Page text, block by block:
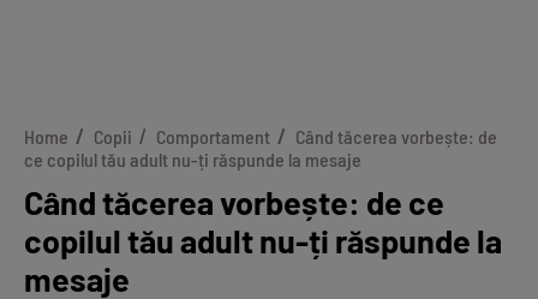
Home Copii Comportament
Când tăcerea vorbește: de
ce copilul tău adult nu-ți răspunde la mesaje
Când tăcerea vorbește: de ce
copilul tău adult nu-ți răspunde la
mesaje